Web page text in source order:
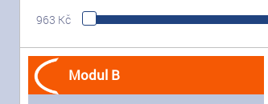
963 Kč
Modul B